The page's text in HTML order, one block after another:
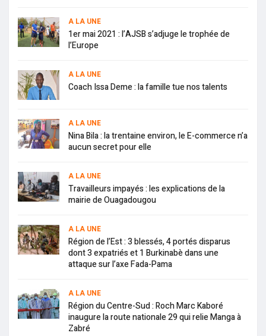
A LA UNE
1er mai 2021 : l’AJSB s’adjuge le trophée de
l’Europe
A LA UNE
Coach Issa Deme : la famille tue nos talents
A LA UNE
Nina Bila : la trentaine environ, le E-commerce n’a
aucun secret pour elle
A LA UNE
Travailleurs impayés : les explications de la
mairie de Ouagadougou
A LA UNE
Région de l’Est : 3 blessés, 4 portés disparus
dont 3 expatriés et 1 Burkinabè dans une
attaque sur l’axe Fada-Pama
A LA UNE
Région du Centre-Sud : Roch Marc Kaboré
inaugure la route nationale 29 qui relie Manga à
Zabré